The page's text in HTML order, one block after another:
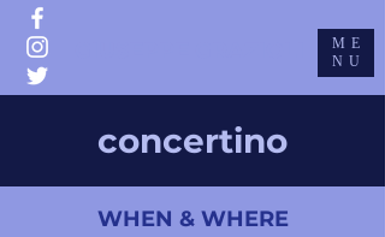
ME
NU
concertino
WHEN & WHERE